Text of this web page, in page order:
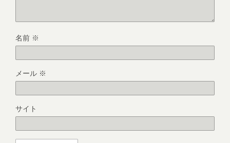
名前 ※
メール ※
サイト